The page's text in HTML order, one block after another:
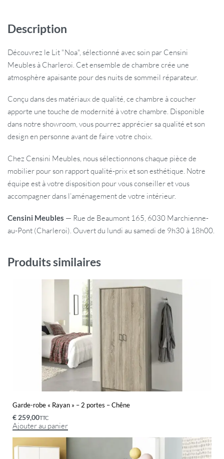
Description
Découvrez le Lit "Noa", sélectionné avec soin par Censini
Meubles à Charleroi. Cet ensemble de chambre crée une
atmosphère apaisante pour des nuits de sommeil réparateur.
Conçu dans des matériaux de qualité, ce chambre à coucher
apporte une touche de modernité à votre chambre. Disponible
dans notre showroom, vous pourrez apprécier sa qualité et son
design en personne avant de faire votre choix.
Chez Censini Meubles, nous sélectionnons chaque pièce de
mobilier pour son rapport qualité-prix et son esthétique. Notre
équipe est à votre disposition pour vous conseiller et vous
accompagner dans l’aménagement de votre intérieur.
Censini Meubles — Rue de Beaumont 165, 6030 Marchienne-
au-Pont (Charleroi). Ouvert du lundi au samedi de 9h30 à 18h00.
Produits similaires
Garde-robe « Rayan » – 2 portes – Chêne
€ 259,00TTC
Ajouter au panier